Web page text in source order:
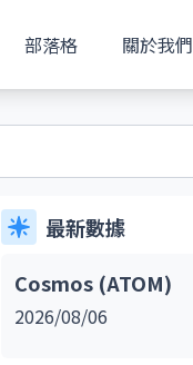
部落格 關於我們
最新數據
Cosmos (ATOM)
2026/08/06